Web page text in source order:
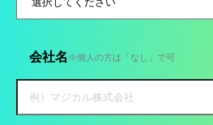
会社名 ※個人の方は「なし」で可